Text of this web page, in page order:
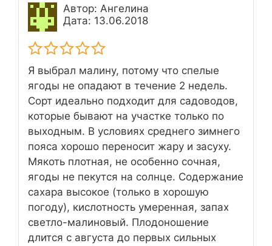
Автор: Ангелина
Дата: 13.06.2018
Я выбрал малину, потому что спелые
ягоды не опадают в течение 2 недель.
Сорт идеально подходит для садоводов,
которые бывают на участке только по
выходным. В условиях среднего зимнего
пояса хорошо переносит жару и засуху.
Мякоть плотная, не особенно сочная,
ягоды не пекутся на солнце. Содержание
сахара высокое (только в хорошую
погоду), кислотность умеренная, запах
светло-малиновый. Плодоношение
длится с августа до первых сильных